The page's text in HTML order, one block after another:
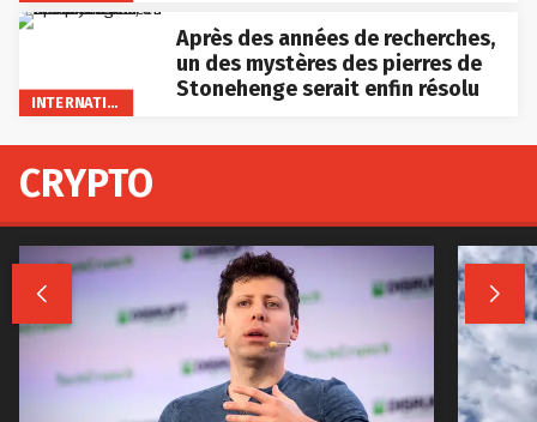
INTERNATIONAL
Après des années de recherches,
un des mystères des pierres de
Stonehenge serait enfin résolu
CRYPTO
 